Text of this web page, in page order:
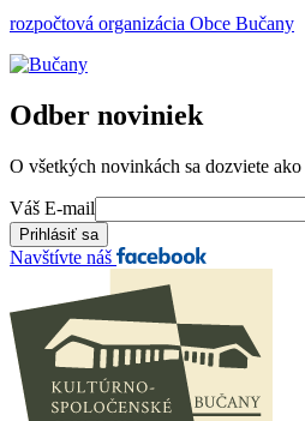
rozpočtová organizácia Obce Bučany
Odber noviniek
O všetkých novinkách sa dozviete
Váš E-mail
Navštívte náš